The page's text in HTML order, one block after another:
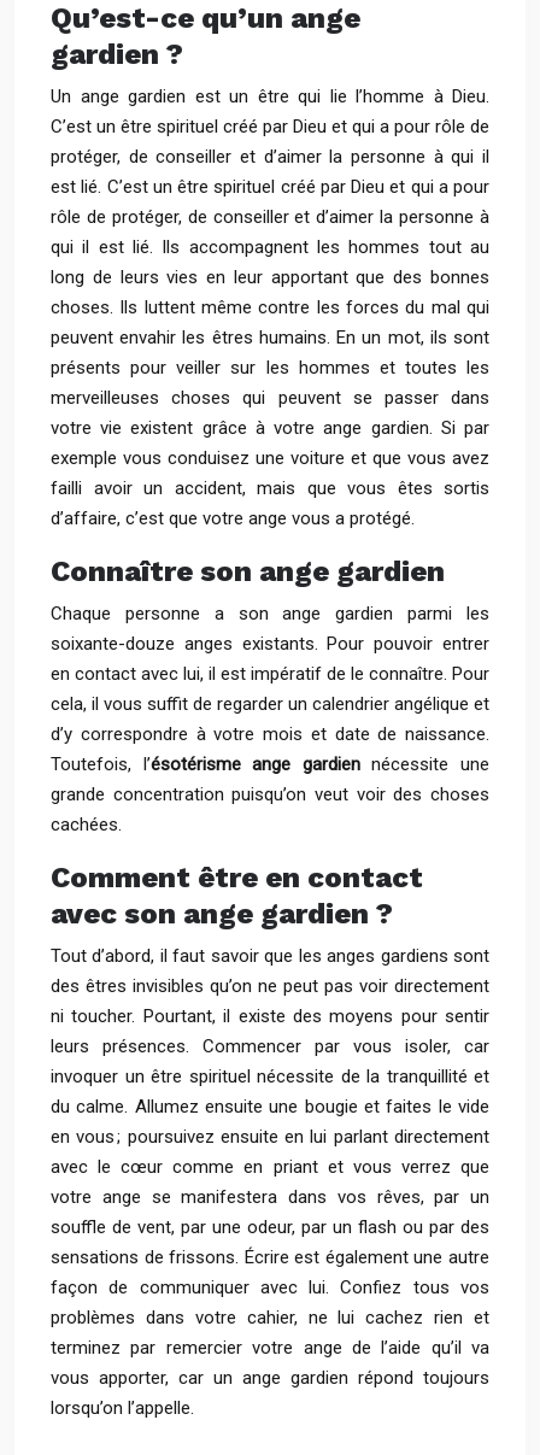
Qu’est-ce qu’un ange
gardien ?
Un ange gardien est un être qui lie l’homme à Dieu.
C’est un être spirituel créé par Dieu et qui a pour rôle de
protéger, de conseiller et d’aimer la personne à qui il
est lié. C’est un être spirituel créé par Dieu et qui a pour
rôle de protéger, de conseiller et d’aimer la personne à
qui il est lié. Ils accompagnent les hommes tout au
long de leurs vies en leur apportant que des bonnes
choses. Ils luttent même contre les forces du mal qui
peuvent envahir les êtres humains. En un mot, ils sont
présents pour veiller sur les hommes et toutes les
merveilleuses choses qui peuvent se passer dans
votre vie existent grâce à votre ange gardien. Si par
exemple vous conduisez une voiture et que vous avez
failli avoir un accident, mais que vous êtes sortis
d’affaire, c’est que votre ange vous a protégé.
Connaître son ange gardien
Chaque personne a son ange gardien parmi les
soixante-douze anges existants. Pour pouvoir entrer
en contact avec lui, il est impératif de le connaître. Pour
cela, il vous suffit de regarder un calendrier angélique et
d’y correspondre à votre mois et date de naissance.
Toutefois, l’ésotérisme ange gardiennécessite une
grande concentration puisqu’on veut voir des choses
cachées.
Comment être en contact
avec son ange gardien ?
Tout d’abord, il faut savoir que les anges gardiens sont
des êtres invisibles qu’on ne peut pas voir directement
ni toucher. Pourtant, il existe des moyens pour sentir
leurs présences. Commencer par vous isoler, car
invoquer un être spirituel nécessite de la tranquillité et
du calme. Allumez ensuite une bougie et faites le vide
en vous ; poursuivez ensuite en lui parlant directement
avec le cœur comme en priant et vous verrez que
votre ange se manifestera dans vos rêves, par un
souffle de vent, par une odeur, par un flash ou par des
sensations de frissons. Écrire est également une autre
façon de communiquer avec lui. Confiez tous vos
problèmes dans votre cahier, ne lui cachez rien et
terminez par remercier votre ange de l’aide qu’il va
vous apporter, car un ange gardien répond toujours
lorsqu’on l’appelle.